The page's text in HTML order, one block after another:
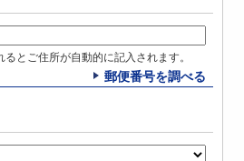
とご住所が自動的に記入されます。
郵便番号を調べる